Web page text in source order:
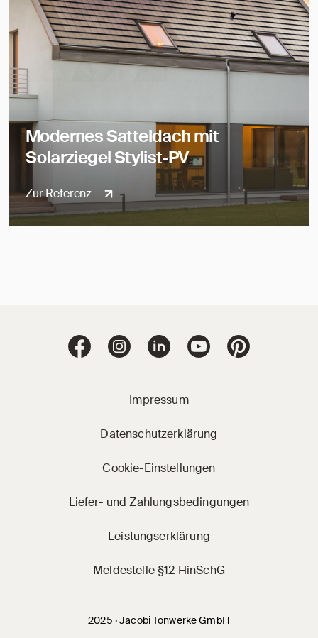
Modernes Satteldach mit
Solarziegel Stylist-PV
Zur Referenz
Jacobi Dachziegel
Jacobi Dachziegel auf Facebook
Jacobi Dachziegel auf Instagram
Jacobi Dachziegel auf
Jacobi Dachziegel
Jacobi
2025 · Jacobi Tonwerke GmbH
Impressum
Datenschutzerklärung
Cookie-Einstellungen
Liefer- und Zahlungsbedingungen
Leistungserklärung
Meldestelle §12 HinSchG